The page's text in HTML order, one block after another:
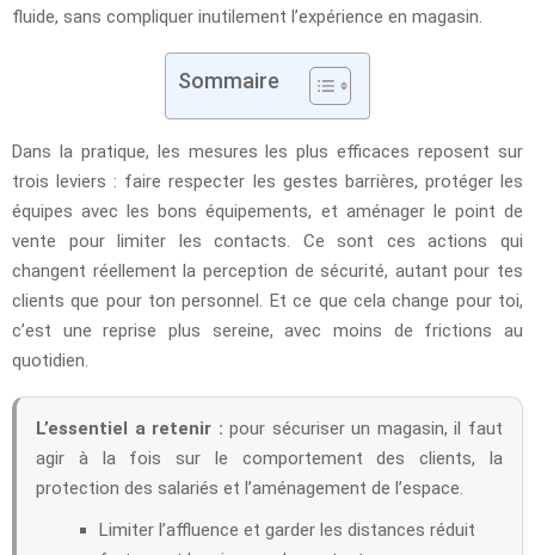
fluide, sans compliquer inutilement l’expérience en magasin.
Sommaire
Dans la pratique, les mesures les plus efficaces reposent sur
trois leviers : faire respecter les gestes barrières, protéger les
équipes avec les bons équipements, et aménager le point de
vente pour limiter les contacts. Ce sont ces actions qui
changent réellement la perception de sécurité, autant pour tes
clients que pour ton personnel. Et ce que cela change pour toi,
c’est une reprise plus sereine, avec moins de frictions au
quotidien.
L’essentiel a retenir : pour sécuriser un magasin, il faut
agir à la fois sur le comportement des clients, la
protection des salariés et l’aménagement de l’espace.
Limiter l’affluence et garder les distances réduit